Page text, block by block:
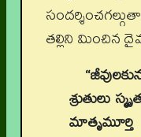
తల్లిని మించిన
శ్రుతులు